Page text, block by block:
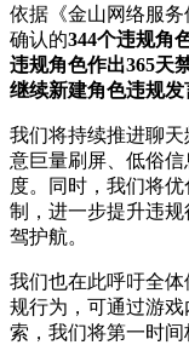
依据《金山网络服
确认的344个违规角
违规角色作出365天
继续新建角色违规发
我们将持续推进聊
意巨量刷屏、低俗
度。同时，我们将
制，进一步提升违
驾护航。
我们也在此呼吁全
规行为，可通过游
索，我们将第一时